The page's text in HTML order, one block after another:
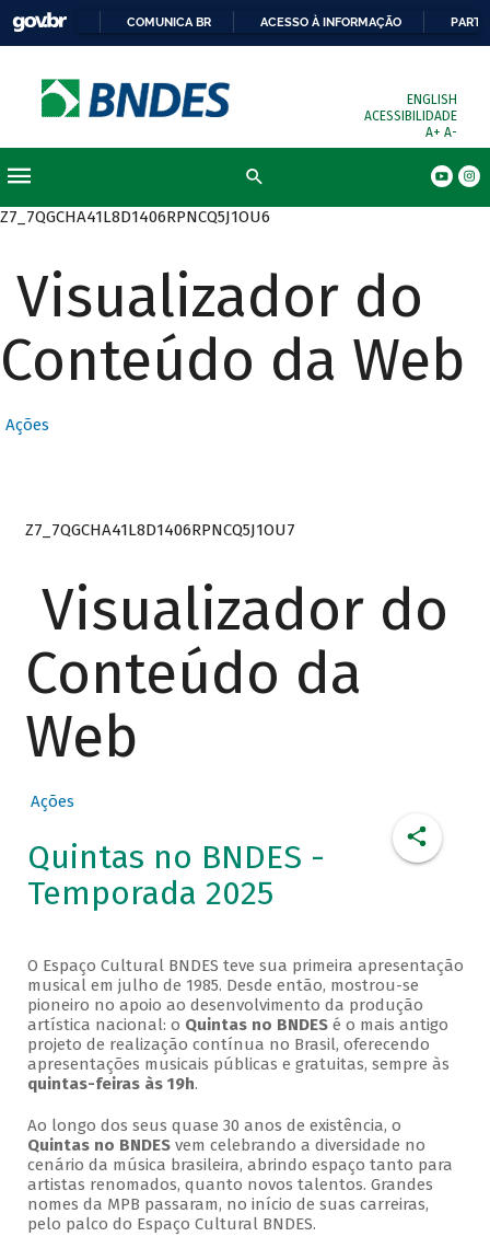
COMUNICA BR ACESSO À INFORMAÇÃO
ENGLISH
ACESSIBILIDADE
A+ A-
Z7_7QGCHA41L8D1406RPNCQ5J1OU6
Visualizador do
Conteúdo da Web
Ações
Z7_7QGCHA41L8D1406RPNCQ5J1OU7
Visualizador do
Conteúdo da
Web
Ações
Quintas no BNDES -
Temporada 2025
O Espaço Cultural BNDES teve sua primeira apresentação
musical em julho de 1985. Desde então, mostrou-se
pioneiro no apoio ao desenvolvimento da produção
artística nacional: o Quintas no BNDESé o mais antigo
projeto de realização contínua no Brasil, oferecendo
apresentações musicais públicas e gratuitas, sempre às
quintas-feiras às 19h.
Ao longo dos seus quase 30 anos de existência, o
Quintas no BNDESvem celebrando a diversidade no
cenário da música brasileira, abrindo espaço tanto para
artistas renomados, quanto novos talentos. Grandes
nomes da MPB passaram, no início de suas carreiras,
pelo palco do Espaço Cultural BNDES.